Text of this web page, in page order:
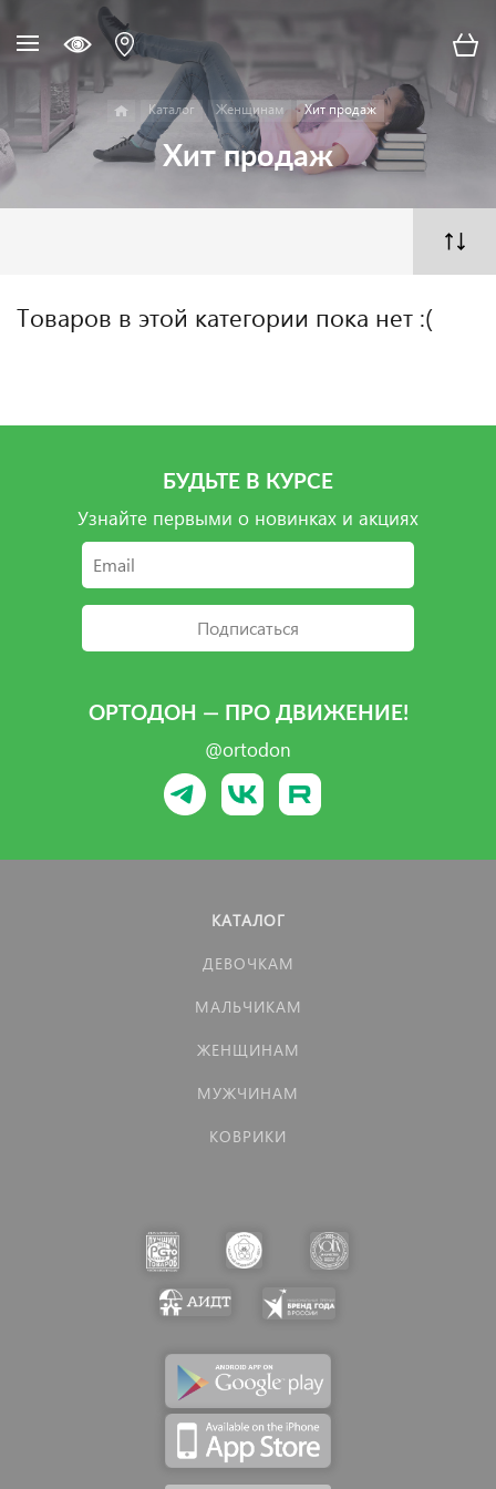
Каталог Женщинам Хит продаж
Хит продаж
Товаров в этой категории пока нет :(
БУДЬТЕ В КУРСЕ
Узнайте первыми о новинках и акциях
Подписаться
ОРТОДОН — ПРО ДВИЖЕНИЕ!
@ortodon
КАТАЛОГ
ДЕВОЧКАМ
МАЛЬЧИКАМ
ЖЕНЩИНАМ
МУЖЧИНАМ
КОВРИКИ